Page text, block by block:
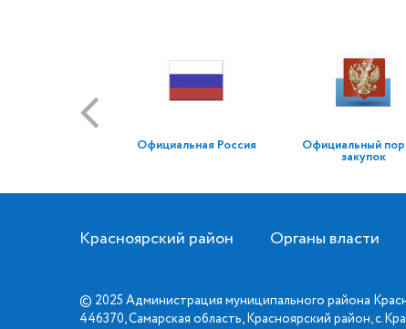
Официальная Россия Официальный
закупок
Красноярский район Органы власти
© 2025 Администрация муниципального района
446370, Самарская область, Красноярский район,